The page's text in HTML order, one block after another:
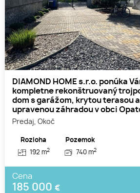
DIAMOND HOME s.r.o. ponúka
kompletne rekonštruovaný
dom s garážom, krytou terasou
upravenou záhradou v obci
Predaj, Okoč
Rozloha
192 m2
Pozemok
740 m2
Cena
185 000 €